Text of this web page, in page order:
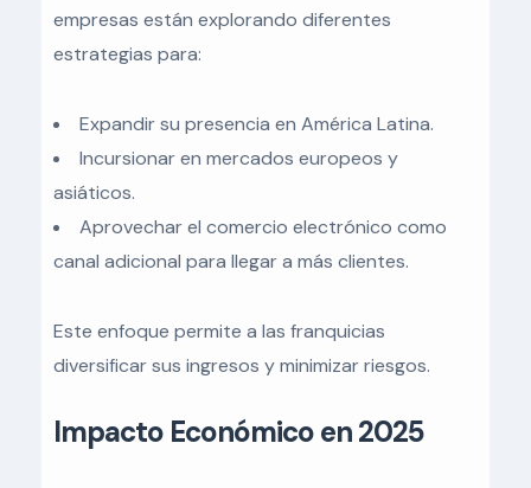
empresas están explorando diferentes
estrategias para:
Expandir su presencia en América Latina.
Incursionar en mercados europeos y
asiáticos.
Aprovechar el comercio electrónico como
canal adicional para llegar a más clientes.
Este enfoque permite a las franquicias
diversificar sus ingresos y minimizar riesgos.
Impacto Económico en 2025